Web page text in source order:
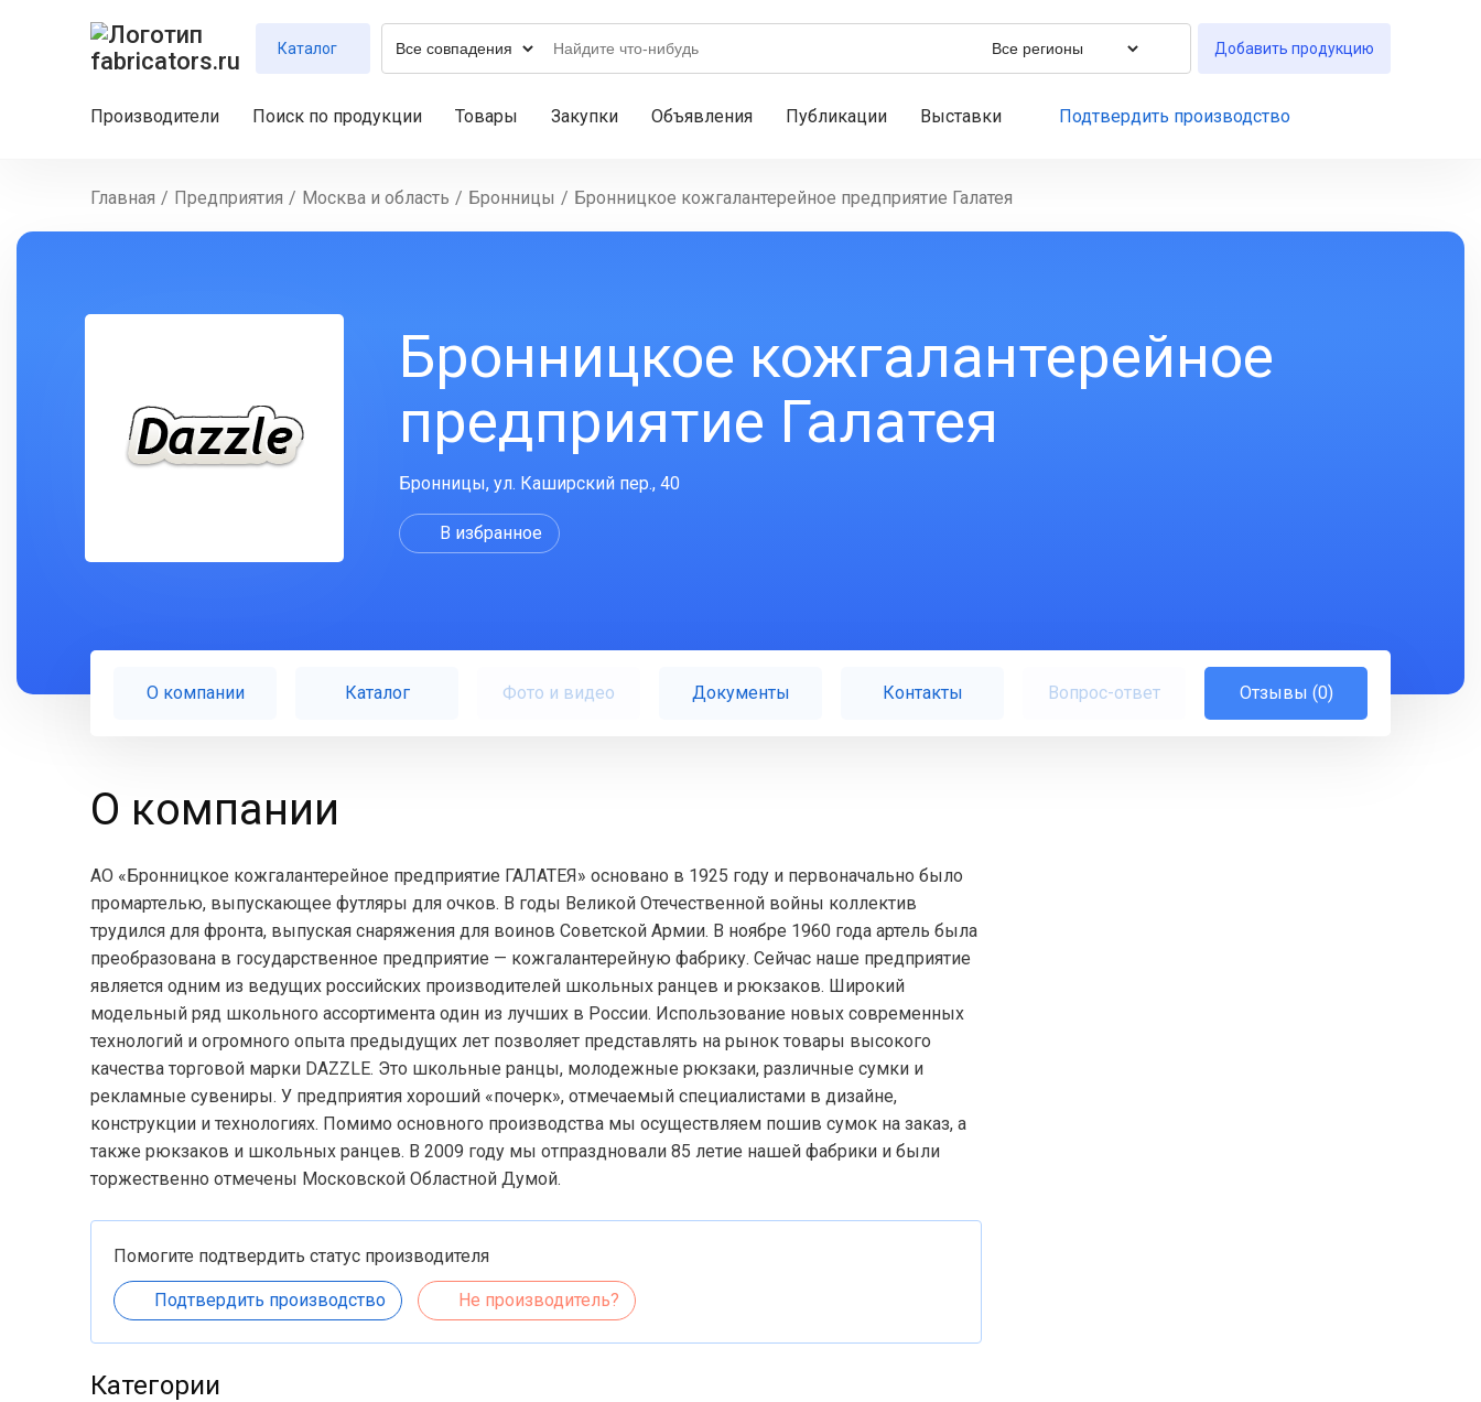
Каталог Добавить продукцию
Производители Поиск по продукции Товары Закупки Объявления Публикации Выставки Подтвердить производство
Главная / Предприятия / Москва и область / Бронницы / Бронницкое кожгалантерейное предприятие Галатея
Бронницкое кожгалантерейное
предприятие Галатея
Бронницы, ул. Каширский пер., 40
В избранное
О компании Каталог Фото и видео Документы Контакты Вопрос-ответ Отзывы (0)
О компании
АО «Бронницкое кожгалантерейное предприятие ГАЛАТЕЯ» основано в 1925 году и первоначально было
промартелью, выпускающее футляры для очков. В годы Великой Отечественной войны коллектив
трудился для фронта, выпуская снаряжения для воинов Советской Армии. В ноябре 1960 года артель была
преобразована в государственное предприятие — кожгалантерейную фабрику. Сейчас наше предприятие
является одним из ведущих российских производителей школьных ранцев и рюкзаков. Широкий
модельный ряд школьного ассортимента один из лучших в России. Использование новых современных
технологий и огромного опыта предыдущих лет позволяет представлять на рынок товары высокого
качества торговой марки DAZZLE. Это школьные ранцы, молодежные рюкзаки, различные сумки и
рекламные сувениры. У предприятия хороший «почерк», отмечаемый специалистами в дизайне,
конструкции и технологиях. Помимо основного производства мы осуществляем пошив сумок на заказ, а
также рюкзаков и школьных ранцев. В 2009 году мы отпраздновали 85 летие нашей фабрики и были
торжественно отмечены Московской Областной Думой.
Помогите подтвердить статус производителя
Подтвердить производство Не производитель?
Категории